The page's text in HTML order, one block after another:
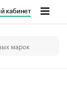
кабинет